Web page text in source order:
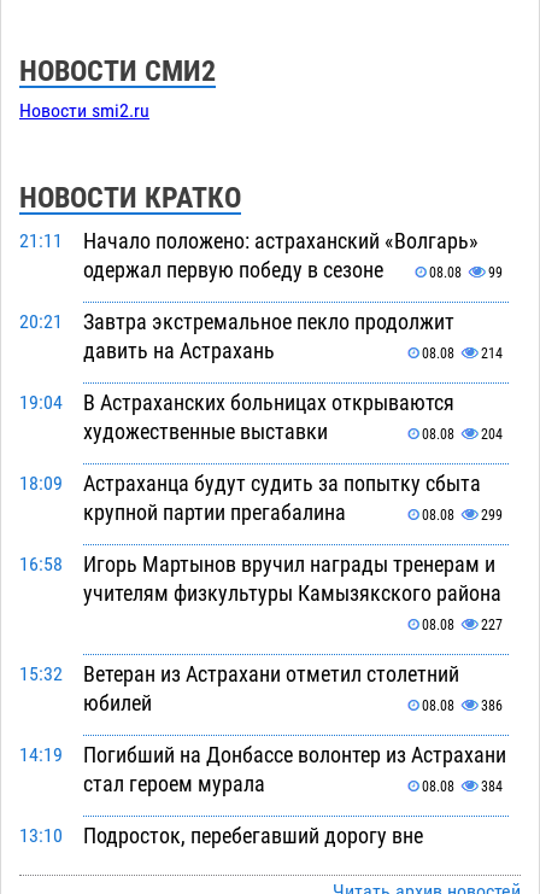
НОВОСТИ СМИ2
Новости smi2.ru
НОВОСТИ КРАТКО
21:11
Начало положено: астраханский «Волгарь»
одержал первую победу в сезоне
08.08 99
20:21
Завтра экстремальное пекло продолжит
давить на Астрахань
08.08 214
19:04
В Астраханских больницах открываются
художественные выставки
08.08 204
18:09
Астраханца будут судить за попытку сбыта
крупной партии прегабалина
08.08 299
16:58
Игорь Мартынов вручил награды тренерам и
учителям физкультуры Камызякского района
08.08 227
15:32
Ветеран из Астрахани отметил столетний
юбилей
08.08 386
14:19
Погибший на Донбассе волонтер из Астрахани
стал героем мурала
08.08 384
13:10
Подросток, перебегавший дорогу вне